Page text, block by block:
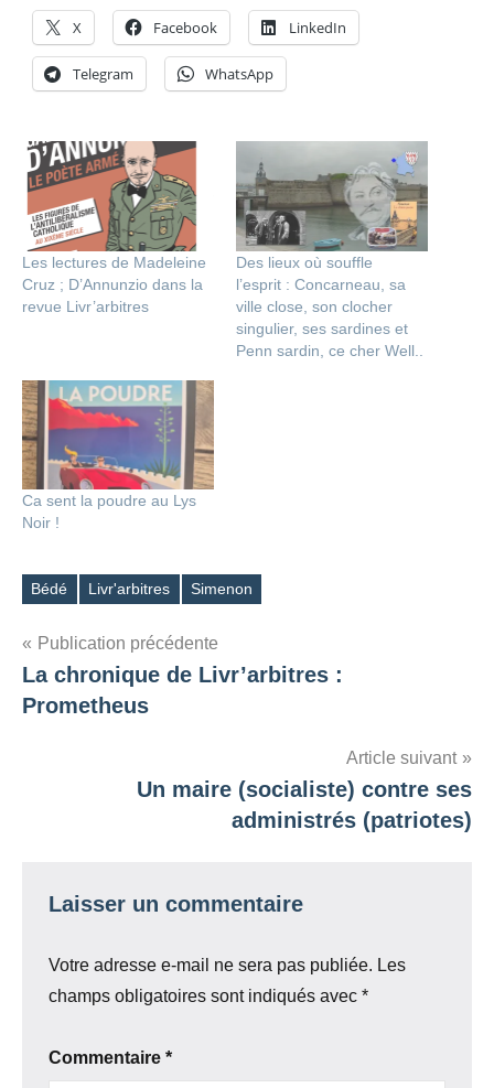
X Facebook LinkedIn
Telegram WhatsApp
Les lectures de Madeleine
Cruz ; D’Annunzio dans la
revue Livr’arbitres
Des lieux où souffle
l’esprit : Concarneau, sa
ville close, son clocher
singulier, ses sardines et
Penn sardin, ce cher Well..
Ca sent la poudre au Lys
Noir !
Étiquettes
Bédé Livr'arbitres Simenon
Navigation
de
Publication précédente
La chronique de Livr’arbitres :
Prometheus
Article suivant
Un maire (socialiste) contre ses
administrés (patriotes)
Laisser un commentaire
Votre adresse e-mail ne sera pas publiée. Les
champs obligatoires sont indiqués avec *
Commentaire *